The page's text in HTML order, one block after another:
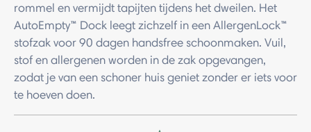
rommel en vermijdt tapijten tijdens het dweilen. Het
AutoEmpty™ Dock leegt zichzelf in een AllergenLock™
stofzak voor 90 dagen handsfree schoonmaken. Vuil,
stof en allergenen worden in de zak opgevangen,
zodat je van een schoner huis geniet zonder er iets voor
te hoeven doen.